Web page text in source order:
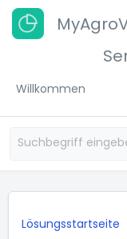
Willkommen
Lösungsstartseite